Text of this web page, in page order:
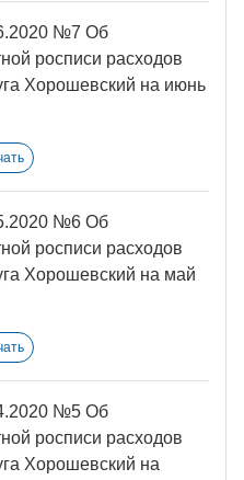
№7 Об
росписи расходов
Хорошевский на июнь
№6 Об
росписи расходов
Хорошевский на май
№5 Об
росписи расходов
Хорошевский на